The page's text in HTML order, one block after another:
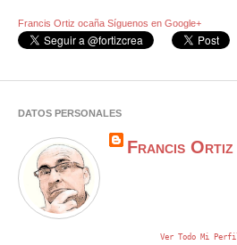
Francis Ortiz ocaña Síguenos en Google+
DATOS PERSONALES
Francis Ortiz
Ver Todo Mi Perfil